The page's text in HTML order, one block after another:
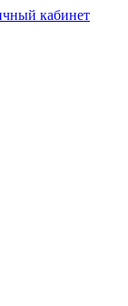
кабинет